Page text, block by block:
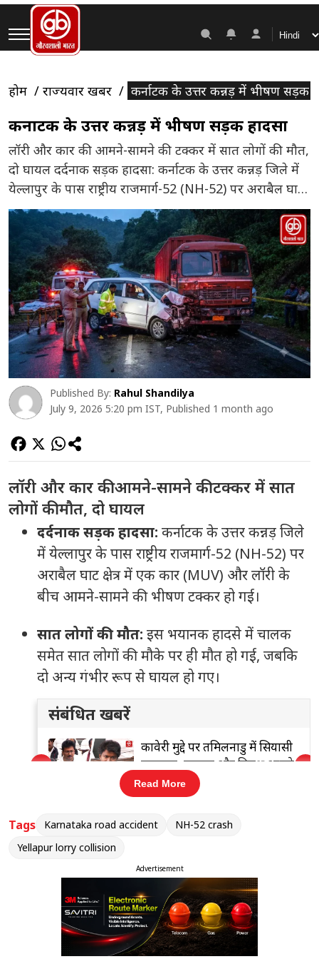
होम राज्यवार खबरें कर्नाटक के उत्तर कन्नड़ में भीषण सड़क
कर्नाटक के उत्तर कन्नड़ में भीषण सड़क हादसा
लॉरी और कार की आमने-सामने की टक्कर में सात लोगों की मौत,
दो घायल दर्दनाक सड़क हादसा: कर्नाटक के उत्तर कन्नड़ जिले में
येल्लापुर के पास राष्ट्रीय राजमार्ग-52 (NH-52) पर अराबैल घाट
क्षेत्र में एक कार (MUV) और लॉरी के बीच आमने-सामने की
भीषण टक्कर हो गई। सात लोगों की मौत: इस भयानक हादसे में
[…]
Published By: Rahul Shandilya
July 9, 2026 5:20 pm IST, Published 1 month ago
लॉरी और कार की आमने-सामने की टक्कर में सात
लोगों की मौत, दो घायल
दर्दनाक सड़क हादसा: कर्नाटक के उत्तर कन्नड़ जिले
में येल्लापुर के पास राष्ट्रीय राजमार्ग-52 (NH-52) पर
अराबैल घाट क्षेत्र में एक कार (MUV) और लॉरी के
बीच आमने-सामने की भीषण टक्कर हो गई।
सात लोगों की मौत: इस भयानक हादसे में चालक
समेत सात लोगों की मौके पर ही मौत हो गई, जबकि
दो अन्य गंभीर रूप से घायल हो गए।
संबंधित खबरें
आमने-
बेंगलुरु में मतदाता सूची सर्वे में बड़ी
गड़बड़ी
‹ ›
घायलों का इलाज:
अस्पताल ले जाया गया और बाद में हुबली के किम्स
(KIMS) अस्पताल में रेफर कर दिया गया, जहां उनका
इलाज चल रहा है।
धारवाड़ से जा रहे थे यात्री:सभी मृतक और घायल
Read More
Tags Karnataka road accident
NH-52 crash
Yellapur lorry collision
Advertisement